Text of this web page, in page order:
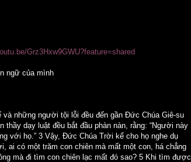
Grz3Hxw9GWU?feature=shared
ngữ của mình
những người tội lỗi đều đến gần Đức Chúa Giê-su
thầy dạy luật đều bắt đầu phàn nàn, rằng: “Người này
với họ.” 3 Vậy, Đức Chúa Trời kể cho họ nghe dụ
ai có một trăm con chiên mà mất một con, há chẳng
mà đi tìm con chiên lạc mất đó sao? 5 Khi tìm được